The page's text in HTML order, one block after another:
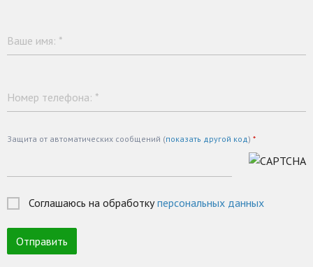
Ваше имя: *
Номер телефона: *
Защита от автоматических сообщений (показать другой код) *
Соглашаюсь на обработкуперсональных данных